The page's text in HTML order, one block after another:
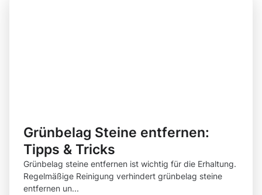
Grünbelag Steine entfernen:
Tipps & Tricks
Grünbelag steine entfernen ist wichtig für die Erhaltung.
Regelmäßige Reinigung verhindert grünbelag steine
entfernen un...